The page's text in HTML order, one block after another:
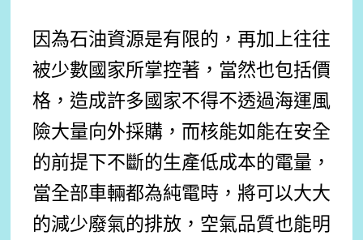
因為石油資源是有限的，再加上往往
被少數國家所掌控著，當然也包括價
格，造成許多國家不得不透過海運風
險大量向外採購，而核能如能在安全
的前提下不斷的生產低成本的電量，
當全部車輛都為純電時，將可以大大
的減少廢氣的排放，空氣品質也能明